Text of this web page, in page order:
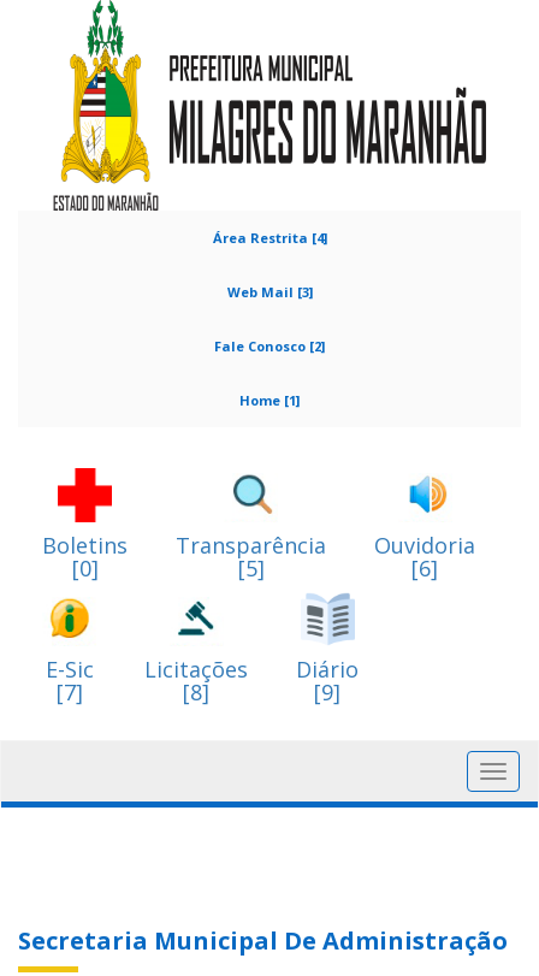
Área Restrita [4]
Web Mail [3]
Fale Conosco [2]
Home [1]
Boletins
[0]
Transparência
[5]
Ouvidoria
[6]
E-Sic
[7]
Licitações
[8]
Diário
[9]
Secretaria Municipal De Administração